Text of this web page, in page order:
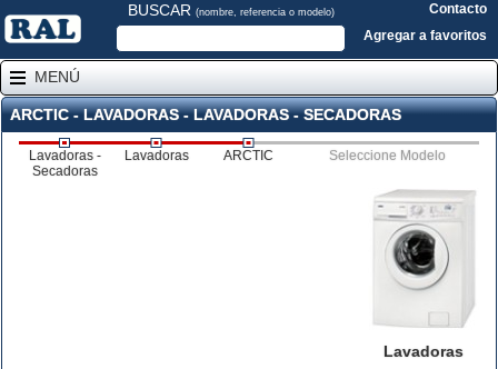
BUSCAR (nombre, referencia o modelo)
Contacto
Agregar a favoritos
MENÚ
ARCTIC - LAVADORAS - LAVADORAS - SECADORAS
Lavadoras -
Secadoras
Lavadoras ARCTIC Seleccione Modelo
Lavadoras